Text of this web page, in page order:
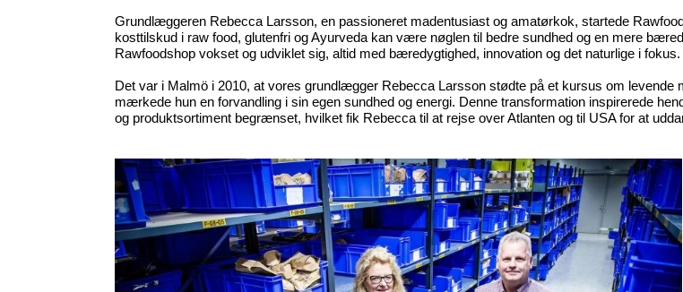
Grundlæggeren Rebecca Larsson, en passioneret madentusiast og amatørkok, startede
kosttilskud i raw food, glutenfri og Ayurveda kan være nøglen til bedre sundhed og en mere
Rawfoodshop vokset og udviklet sig, altid med bæredygtighed, innovation og det naturlige i fokus.
Det var i Malmö i 2010, at vores grundlægger Rebecca Larsson stødte på et kursus om levende
mærkede hun en forvandling i sin egen sundhed og energi. Denne transformation inspirerede
og produktsortiment begrænset, hvilket fik Rebecca til at rejse over Atlanten og til USA for at